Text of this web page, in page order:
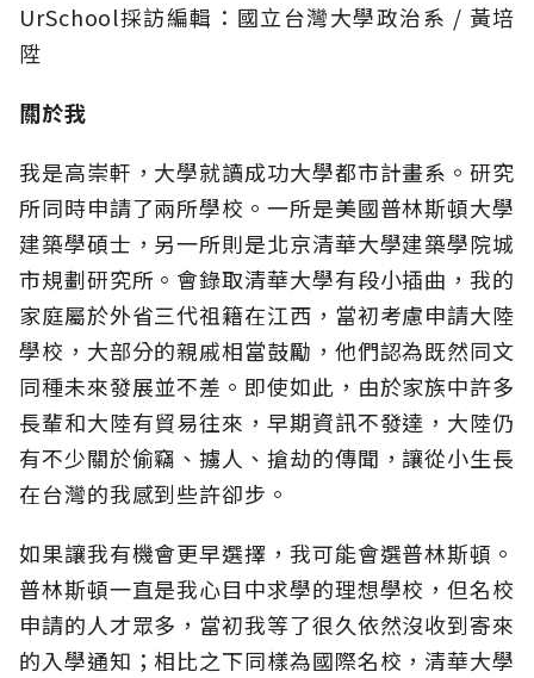
UrSchool採訪編輯：國立台灣大學政治系 / 黃培
陞
關於我
我是高崇軒，大學就讀成功大學都市計畫系。研究
所同時申請了兩所學校。一所是美國普林斯頓大學
建築學碩士，另一所則是北京清華大學建築學院城
市規劃研究所。會錄取清華大學有段小插曲，我的
家庭屬於外省三代祖籍在江西，當初考慮申請大陸
學校，大部分的親戚相當鼓勵，他們認為既然同文
同種未來發展並不差。即使如此，由於家族中許多
長輩和大陸有貿易往來，早期資訊不發達，大陸仍
有不少關於偷竊、擄人、搶劫的傳聞，讓從小生長
在台灣的我感到些許卻步。
如果讓我有機會更早選擇，我可能會選普林斯頓。
普林斯頓一直是我心目中求學的理想學校，但名校
申請的人才眾多，當初我等了很久依然沒收到寄來
的入學通知；相比之下同樣為國際名校，清華大學